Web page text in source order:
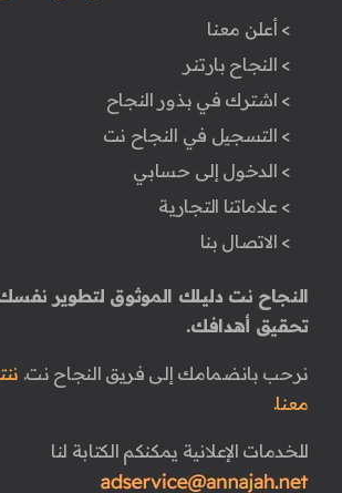
> أعلن معنا
> النجاح بارتنر
> اشترك في بذور النجاح
> التسجيل في النجاح نت
> الدخول إلى حسابي
> علاماتنا التجارية
> الاتصال بنا
النجاح نت دليلك الموثوق لتطوير
تحقيق أهدافك.
نرحب بانضمامك إلى فريق النجاح نت.
معنا.
للخدمات الإعلانية يمكنكم الكتابة لنا